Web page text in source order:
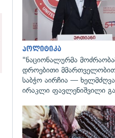
გადახედვა
პოლიტიკა
"ნაციონალურმა
დროებითი
საბჭო აირჩია —
ირაკლი ფავლენიშვილი